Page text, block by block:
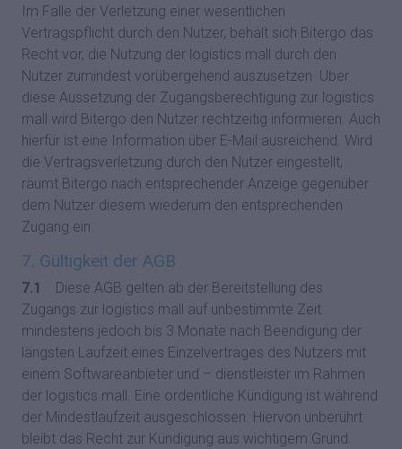
Im Falle der Verletzung einer wesentlichen
Vertragspflicht durch den Nutzer, behält sich Bitergo das
Recht vor, die Nutzung der logistics mall durch den
Nutzer zumindest vorübergehend auszusetzen. Über
diese Aussetzung der Zugangsberechtigung zur logistics
mall wird Bitergo den Nutzer rechtzeitig informieren. Auch
hierfür ist eine Information über E-Mail ausreichend. Wird
die Vertragsverletzung durch den Nutzer eingestellt,
räumt Bitergo nach entsprechender Anzeige gegenüber
dem Nutzer diesem wiederum den entsprechenden
Zugang ein.
7. Gültigkeit der AGB
7.1
Diese AGB gelten ab der Bereitstellung des
Zugangs zur logistics mall auf unbestimmte Zeit
mindestens jedoch bis 3 Monate nach Beendigung der
längsten Laufzeit eines Einzelvertrages des Nutzers mit
einem Softwareanbieter und – dienstleister im Rahmen
der logistics mall. Eine ordentliche Kündigung ist während
der Mindestlaufzeit ausgeschlossen. Hiervon unberührt
bleibt das Recht zur Kündigung aus wichtigem Grund.